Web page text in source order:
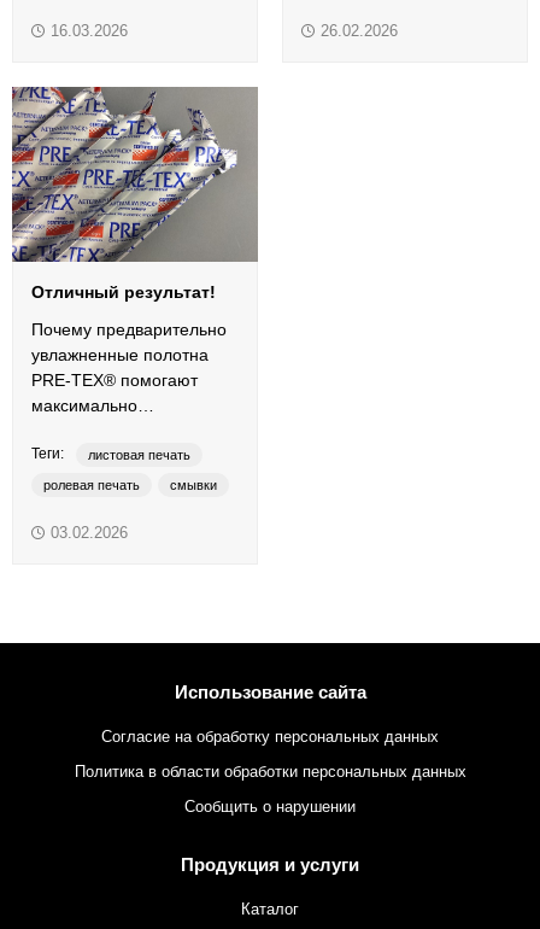
16.03.2026 26.02.2026
Отличный результат!
Почему предварительно
увлажненные полотна
PRE-TEX® помогают
максимально
офсетную резину?
Теги: листовая печать
ролевая печать смывки
03.02.2026
Использование сайта
Согласие на обработку персональных данных
Политика в области обработки персональных данных
Сообщить о нарушении
Продукция и услуги
Каталог